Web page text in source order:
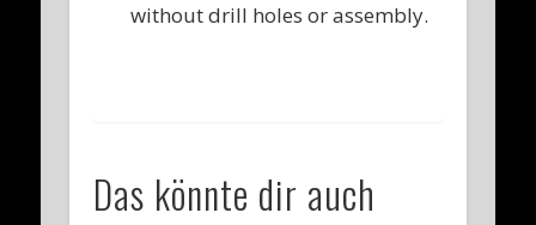
without drill holes or assembly.
Das könnte dir auch